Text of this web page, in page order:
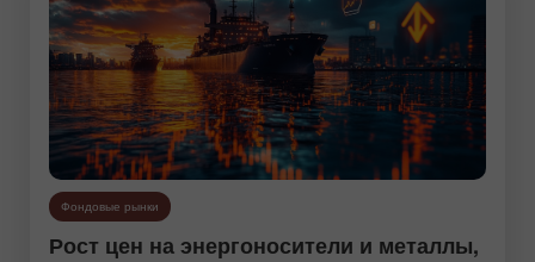
GBPJPY
EURGBP
EURJPY
NZDUSD
EURNZD
Серебро
Золото
#CL
#USDX
Фондовые рынки
Рост цен на энергоносители и металлы,